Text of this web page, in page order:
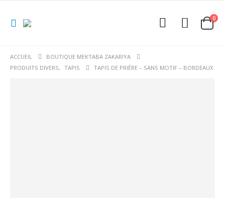
0
ACCUEIL
BOUTIQUE MEKTABA ZAKARIYA
PRODUITS DIVERS, TAPIS TAPIS DE PRIÈRE – SANS MOTIF – BORDEAUX